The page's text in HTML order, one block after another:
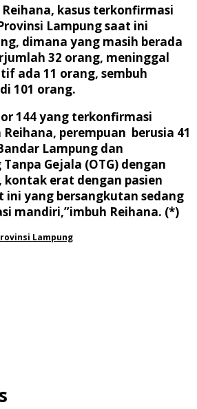
kasus terkonfirmasi
Lampung saat ini
dimana yang masih berada
32 orang, meninggal
ada 11 orang, sembuh
101 orang.
144 yang terkonfirmasi
perempuan berusia 41
Lampung dan
Gejala (OTG) dengan
erat dengan pasien
ini yang bersangkutan sedang
mandiri,”imbuh Reihana. (*)
Lampung